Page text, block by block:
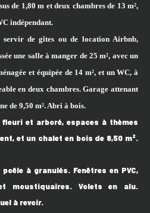
de 1,80 m et deux chambres de 13 m²,
indépendant.
servir de gîtes ou de location Airbnb,
une salle à manger de 25 m², avecun
et équipée de 14 m², et un WC, à
en deux chambres. Garage attenant
de 9,50 m². Abri à bois.
fleuri et arboré, espaces à thèmes
et un chalet en bois de 8,50 m².
à granulés. Fenêtres en PVC,
moustiquaires. Volets en alu.
à revoir.